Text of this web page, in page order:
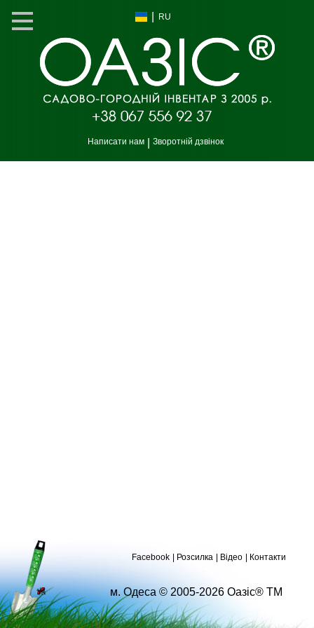
RU
Написати нам Зворотній дзвінок
Facebook Розсилка Відео Контакти
м. Одеса © 2005-2026 Оазіс® ТМ